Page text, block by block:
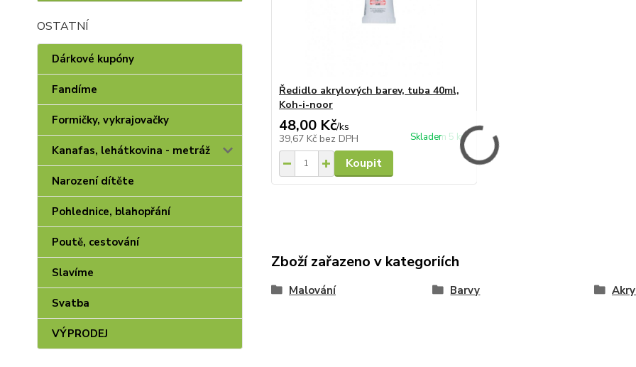
OSTATNÍ
Dárkové kupóny
Fandíme
Formičky, vykrajovačky
Kanafas, lehátkovina - metráž
Narození dítěte
Pohlednice, blahopřání
Poutě, cestování
Slavíme
Svatba
VÝPRODEJ
Ředidlo akrylových barev, tuba 40ml,
Koh-i-noor
48,00 Kč/ks
39,67 Kč bez DPH Skladem 5 ks
Koupit
Zboží zařazeno v kategoriích
Malování Barvy